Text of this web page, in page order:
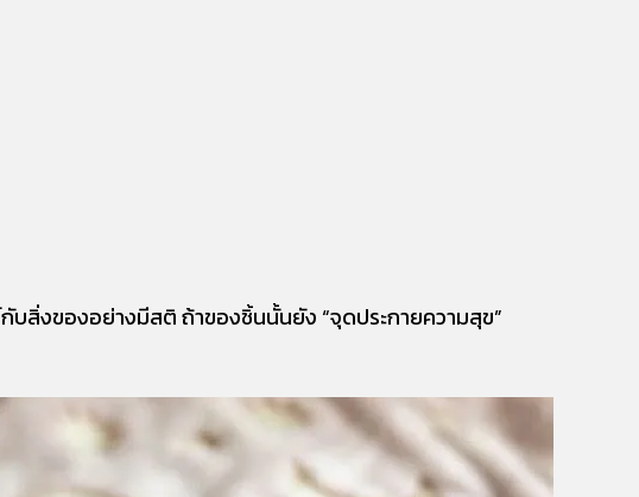
สิ่งของอย่างมีสติ ถ้าของชิ้นนั้นยัง “จุดประกายความสุข”